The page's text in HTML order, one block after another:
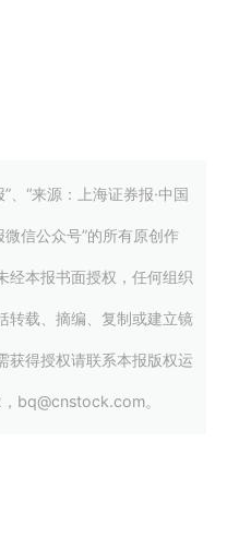
、“来源：上海证券报·中国
信公众号”的所有原创作
经本报书面授权，任何组织
转载、摘编、复制或建立镜
获得授权请联系本报版权运
bq@cnstock.com。